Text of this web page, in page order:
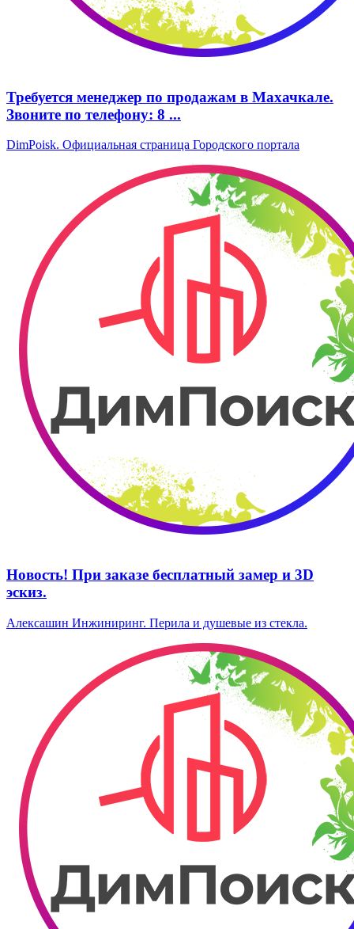
Требуется менеджер по продажам в Махачкале.
Звоните по телефону: 8 ...
DimPoisk. Официальная страница Городского портала
Новость! При заказе бесплатный замер и 3D
эскиз.
Алексашин Инжиниринг. Перила и душевые из стекла.